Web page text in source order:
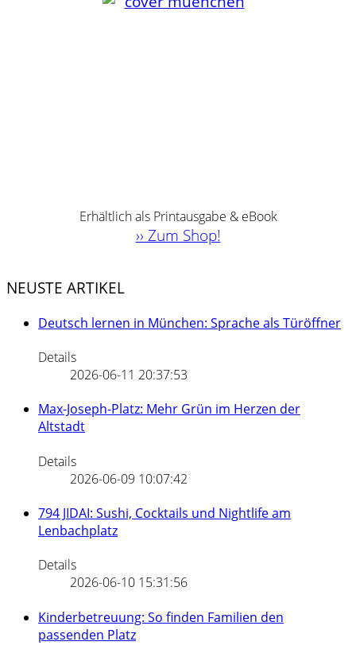
Erhältlich als Printausgabe & eBook
›› Zum Shop!
NEUSTE ARTIKEL
Deutsch lernen in München: Sprache als Türöffner
Details
2026-06-11 20:37:53
Max-Joseph-Platz: Mehr Grün im Herzen der
Altstadt
Details
2026-06-09 10:07:42
794 JIDAI: Sushi, Cocktails und Nightlife am
Lenbachplatz
Details
2026-06-10 15:31:56
Kinderbetreuung: So finden Familien den
passenden Platz